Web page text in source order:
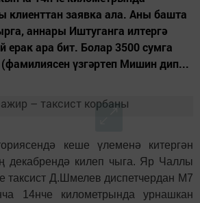
клиенттан заявка ала. Аны башта
аннары Иштуганга илтергә
ерак ара бит. Болар 3500 сумга
үзгәртеп Мишин дип...
кеше үлеменә китергән
декабрендә килеп чыга. Яр Чаллы
таксист Д.Шмелев диспетчердан М7
14нче километрында урнашкан